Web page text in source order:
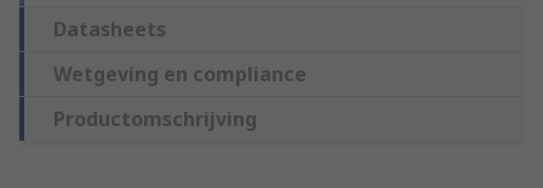
Datasheets
Wetgeving en compliance
Productomschrijving